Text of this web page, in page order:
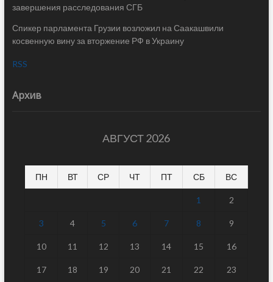
завершения расследования СГБ
Спикер парламента Грузии возложил на Саакашвили
косвенную вину за вторжение РФ в Украину
RSS
Архив
АВГУСТ 2026
ПН ВТ СР ЧТ ПТ СБ ВС
1 2
3 4 5 6 7 8 9
10 11 12 13 14 15 16
17 18 19 20 21 22 23